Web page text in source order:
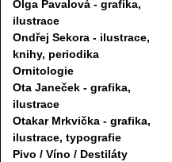
Olga Pavalová - grafika,
ilustrace
Ondřej Sekora - ilustrace,
knihy, periodika
Ornitologie
Ota Janeček - grafika,
ilustrace
Otakar Mrkvička - grafika,
ilustrace, typografie
Pivo / Víno / Destiláty